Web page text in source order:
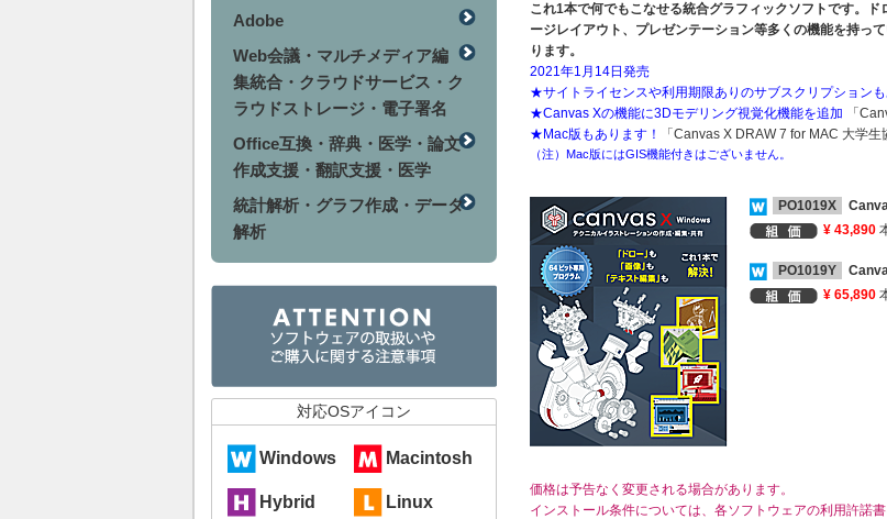
これ1本で何でもこなせる統合グラフィックソフトです。
ージレイアウト、プレゼンテーション等多くの機能を持っ
ります。
2021年1月14日発売
★サイトライセンスや利用期限ありのサブスクリプションも
★Canvas Xの機能に3Dモデリング視覚化機能を追加
「
★Mac版もあります！
「Canvas X DRAW 7 for MAC 大学生
（注）Mac版にはGIS機能付きはございません。
PO1019X
¥ 43,890
PO1019Y
¥ 65,890
価格は予告なく変更される場合があります。
インストール条件については、各ソフトウェアの利用許諾書
Adobe
Web会議・マルチメディア編
集統合・クラウドサービス・ク
ラウドストレージ・電子署名
Office互換・辞典・医学・論文
作成支援・翻訳支援・医学
統計解析・グラフ作成・データ
解析
対応OSアイコン
Windows Macintosh
Hybrid Linux